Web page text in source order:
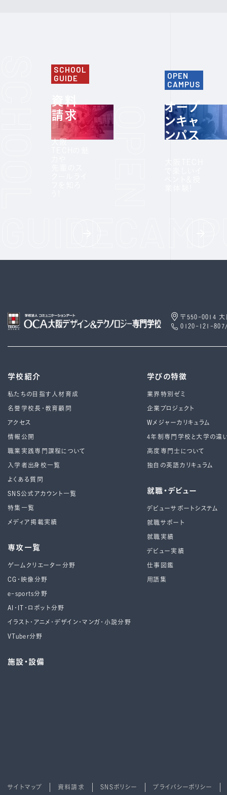
SCHOOL
GUIDE
資料
請求
大阪
OPEN
CAMPUS
オープ
ンキャ
ンパス
で楽しいイ
ベント＆授
〒550-0014 大
0120-121-
学校紹介
私たちの目指す人材育成
名誉学校長・教育顧問
アクセス
情報公開
職業実践専門課程について
入学者出身校一覧
よくある質問
SNS公式アカウント一覧
特集一覧
メディア掲載実績
専攻一覧
ゲームクリエーター分野
CG・映像分野
e-sports分野
AI・IT・ロボット分野
イラスト・アニメ・デザイン・マンガ・小説分野
VTuber分野
施設・設備
学びの特徴
業界特別ゼミ
企業プロジェクト
Wメジャーカリキュラム
4年制専⾨学校と⼤学の違
高度専門士について
独自の英語カリキュラム
就職・デビュー
デビューサポートシステム
就職サポート
就職実績
デビュー実績
仕事図鑑
用語集
サイトマップ 資料請求 SNSポリシー プライバシーポリシー